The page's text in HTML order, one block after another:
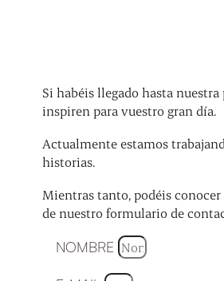
Si habéis llegado hasta
inspiren para vuestro gran día.
Actualmente estamos
historias.
Mientras tanto, podéis
de nuestro formulario de
NOMBRE